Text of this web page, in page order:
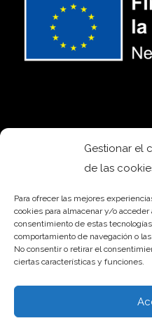
Gestionar el
de las
Para ofrecer las mejores
cookies para almacenar y/o
consentimiento de estas
comportamiento de navegación o
No consentir o retirar el
ciertas características y funciones.